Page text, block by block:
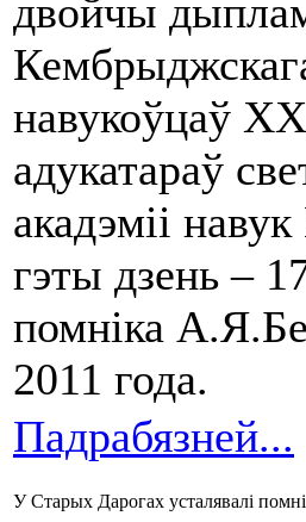
двойчы
навукоўцаў
адукатараў
акадэміі навук
гэты дзень –
помніка
2011 года.
Падрабязней...
У Старых Дарогах усталявалі